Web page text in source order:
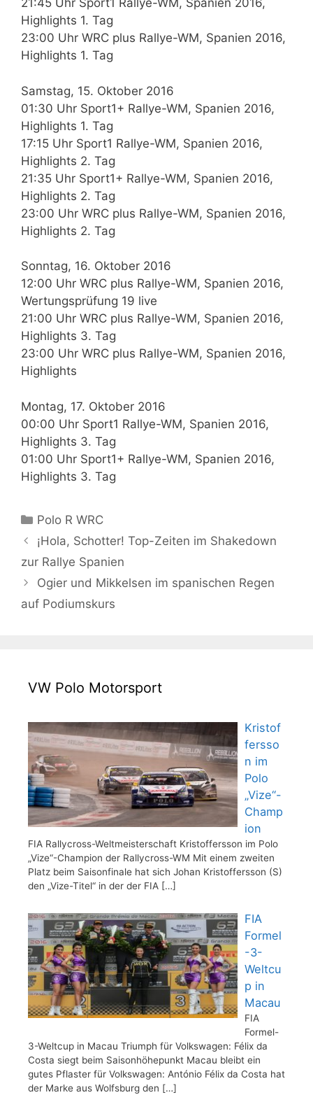
21:45 Uhr Sport1 Rallye-WM, Spanien 2016,
Highlights 1. Tag
23:00 Uhr WRC plus Rallye-WM, Spanien 2016,
Highlights 1. Tag
Samstag, 15. Oktober 2016
01:30 Uhr Sport1+ Rallye-WM, Spanien 2016,
Highlights 1. Tag
17:15 Uhr Sport1 Rallye-WM, Spanien 2016,
Highlights 2. Tag
21:35 Uhr Sport1+ Rallye-WM, Spanien 2016,
Highlights 2. Tag
23:00 Uhr WRC plus Rallye-WM, Spanien 2016,
Highlights 2. Tag
Sonntag, 16. Oktober 2016
12:00 Uhr WRC plus Rallye-WM, Spanien 2016,
Wertungsprüfung 19 live
21:00 Uhr WRC plus Rallye-WM, Spanien 2016,
Highlights 3. Tag
23:00 Uhr WRC plus Rallye-WM, Spanien 2016,
Highlights
Montag, 17. Oktober 2016
00:00 Uhr Sport1 Rallye-WM, Spanien 2016,
Highlights 3. Tag
01:00 Uhr Sport1+ Rallye-WM, Spanien 2016,
Highlights 3. Tag
Kategorien
Polo R WRC
¡Hola, Schotter! Top-Zeiten im Shakedown
zur Rallye Spanien
Ogier und Mikkelsen im spanischen Regen
auf Podiumskurs
VW Polo Motorsport
Kristof
fersso
n im
Polo
„Vize“-
Champ
ion
FIA Rallycross-Weltmeisterschaft Kristoffersson im Polo
„Vize“-Champion der Rallycross-WM Mit einem zweiten
Platz beim Saisonfinale hat sich Johan Kristoffersson (S)
den „Vize-Titel“ in der der FIA […]
FIA
Formel
-3-
Weltcu
p in
Macau
FIA
Formel-
3-Weltcup in Macau Triumph für Volkswagen: Félix da
Costa siegt beim Saisonhöhepunkt Macau bleibt ein
gutes Pflaster für Volkswagen: António Félix da Costa hat
der Marke aus Wolfsburg den […]